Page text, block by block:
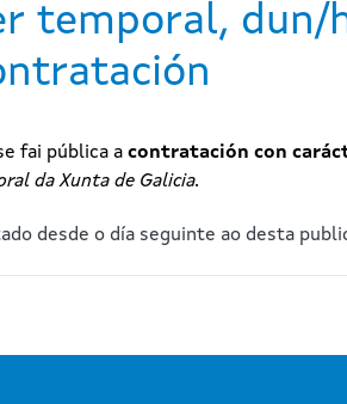
temporal, dun/
fai pública a contratación con
da Xunta de Galicia.
desde o día seguinte ao desta